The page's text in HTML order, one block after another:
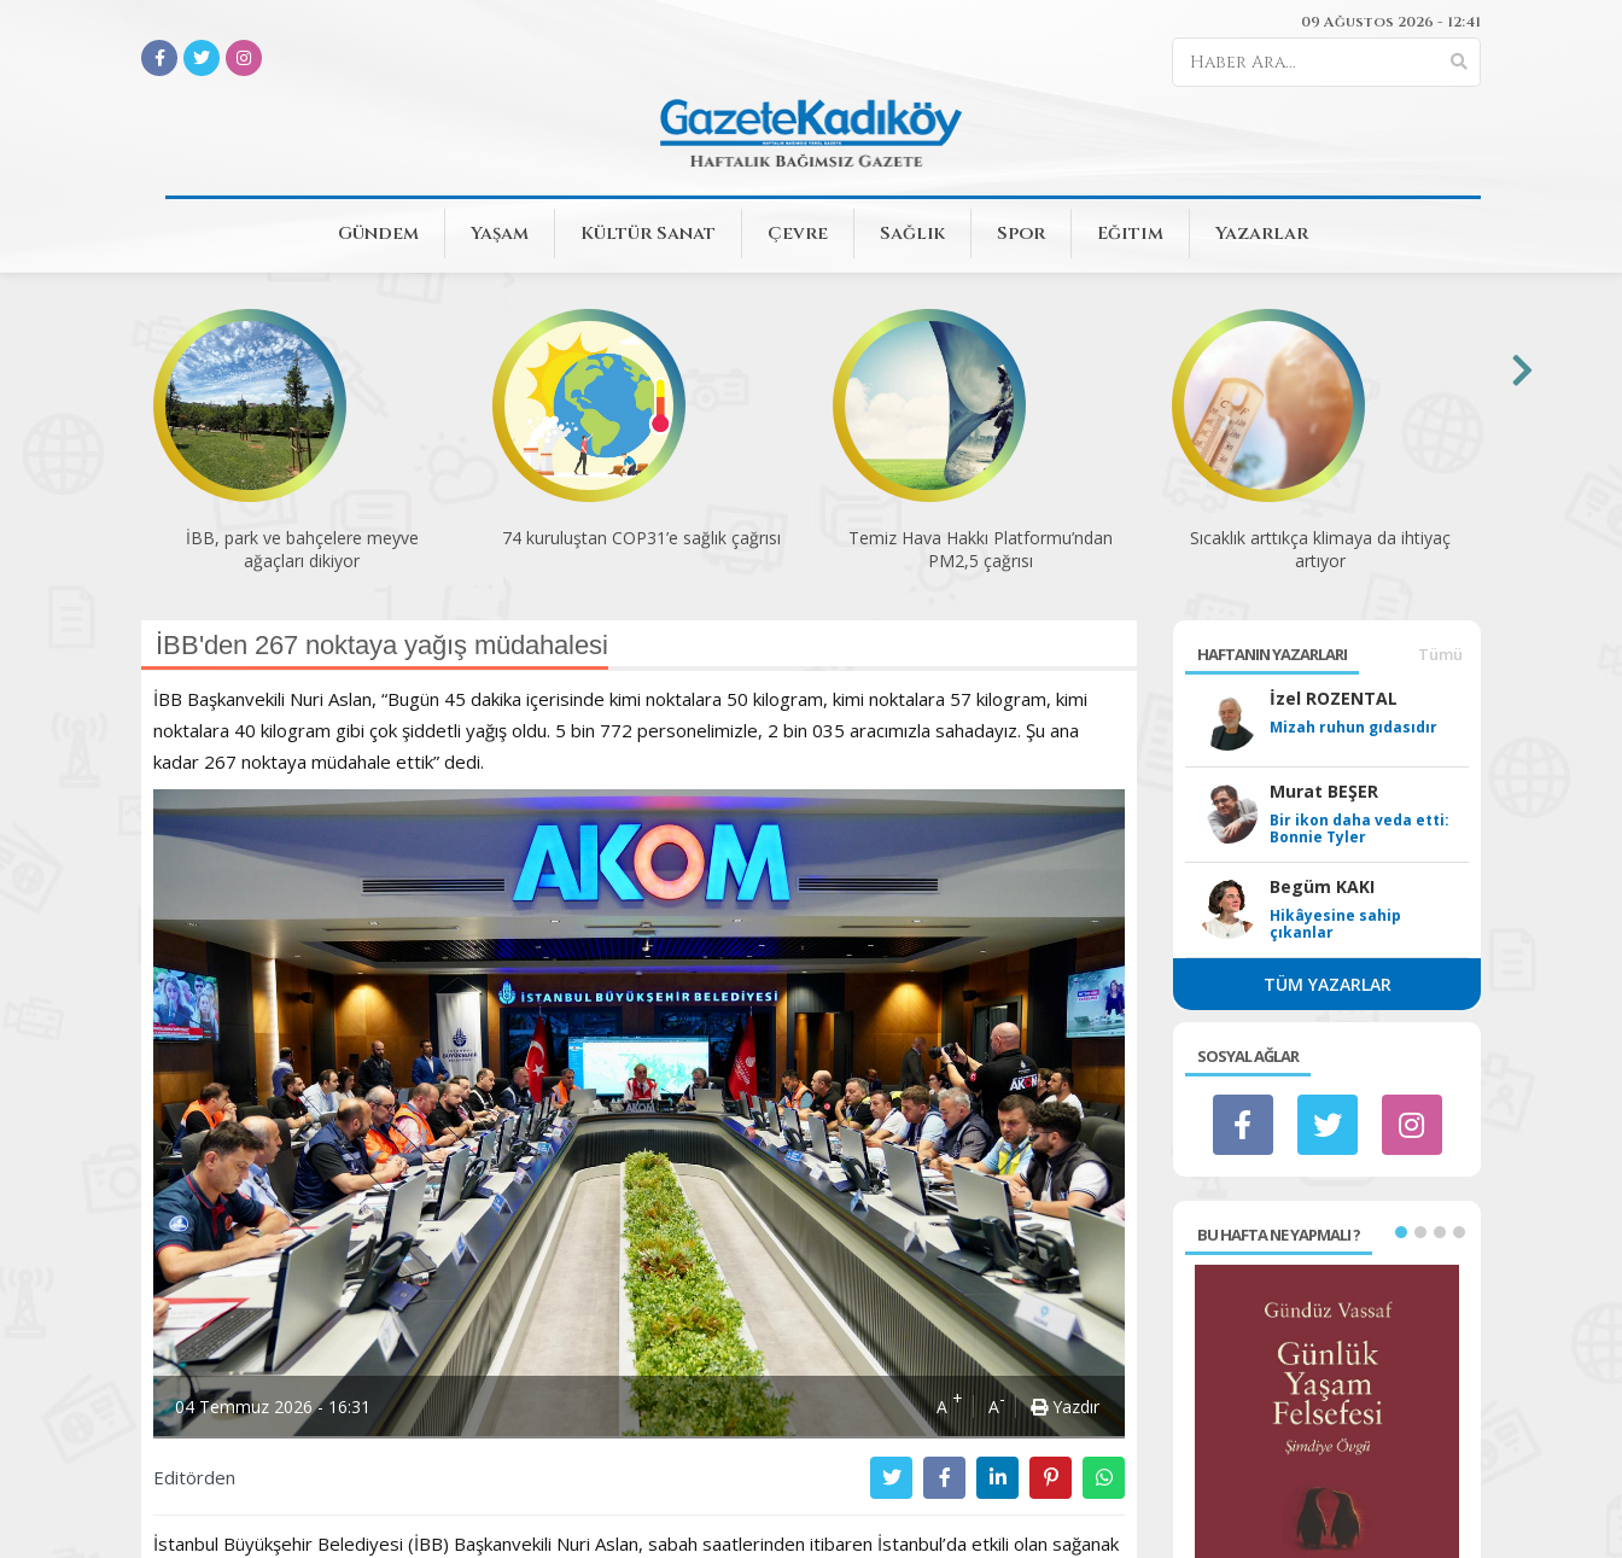
09 Ağustos 2026 - 12:41
Gündem Yaşam Kültür Sanat Çevre Sağlık Spor Eğitim Yazarlar
İBB, park ve bahçelere meyve
ağaçları dikiyor
74 kuruluştan COP31’e sağlık çağrısı
Temiz Hava Hakkı Platformu’ndan
PM2,5 çağrısı
Sıcaklık arttıkça klimaya da ihtiyaç
artıyor
İBB'den 267 noktaya yağış müdahalesi
İBB Başkanvekili Nuri Aslan, “Bugün 45 dakika içerisinde kimi noktalara 50 kilogram, kimi noktalara 57 kilogram, kimi
noktalara 40 kilogram gibi çok şiddetli yağış oldu. 5 bin 772 personelimizle, 2 bin 035 aracımızla sahadayız. Şu ana
kadar 267 noktaya müdahale ettik” dedi.
04 Temmuz 2026 - 16:31 A + A- Yazdır
Editörden
İstanbul Büyükşehir Belediyesi (İBB) Başkanvekili Nuri Aslan, sabah saatlerinden itibaren İstanbul’da etkili olan sağanak
HAFTANIN YAZARLARI Tümü
İzel ROZENTAL
Mizah ruhun gıdasıdır
Murat BEŞER
Bir ikon daha veda etti:
Bonnie Tyler
Begüm KAKI
Hikâyesine sahip
çıkanlar
TÜM YAZARLAR
SOSYAL AĞLAR
BU HAFTA NE YAPMALI ?